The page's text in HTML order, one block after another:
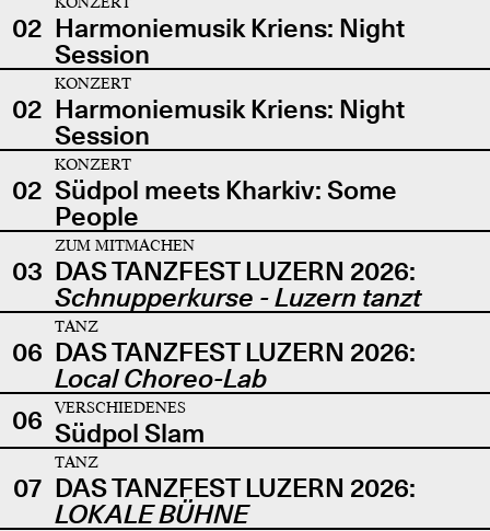
02 Harmoniemusik Kriens: Night
Session
02
KONZERT
Harmoniemusik Kriens: Night
Session
02
KONZERT
Südpol meets Kharkiv: Some
People
03
ZUM MITMACHEN
DAS TANZFEST LUZERN 2026:
Schnupperkurse - Luzern tanzt
06
TANZ
DAS TANZFEST LUZERN 2026:
Local Choreo-Lab
06
VERSCHIEDENES
Südpol Slam
07
TANZ
DAS TANZFEST LUZERN 2026:
LOKALE BÜHNE